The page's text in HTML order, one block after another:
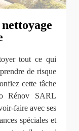
tout ce qui
de risque
cette tâche
Rénov SARL
faire avec ses
spéciales et